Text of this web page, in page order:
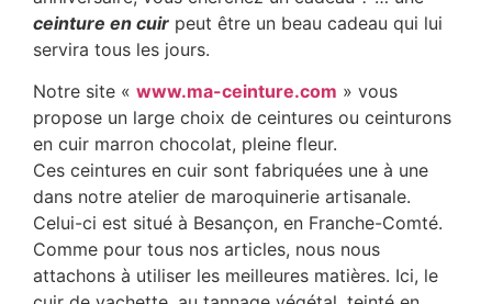
ceinture en cuir peut être un beau cadeau qui lui
servira tous les jours.
Notre site « www.ma-ceinture.com » vous
propose un large choix de ceintures ou ceinturons
en cuir marron chocolat, pleine fleur.
Ces ceintures en cuir sont fabriquées une à une
dans notre atelier de maroquinerie artisanale.
Celui-ci est situé à Besançon, en Franche-Comté.
Comme pour tous nos articles, nous nous
attachons à utiliser les meilleures matières. Ici, le